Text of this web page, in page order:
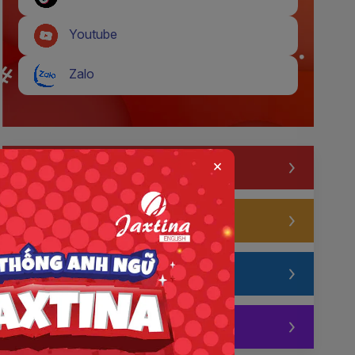
Youtube
Zalo
Thi thử IELTS
Thi thử TOEIC
Thi thử 4SKILLS
Test VSTEP
×